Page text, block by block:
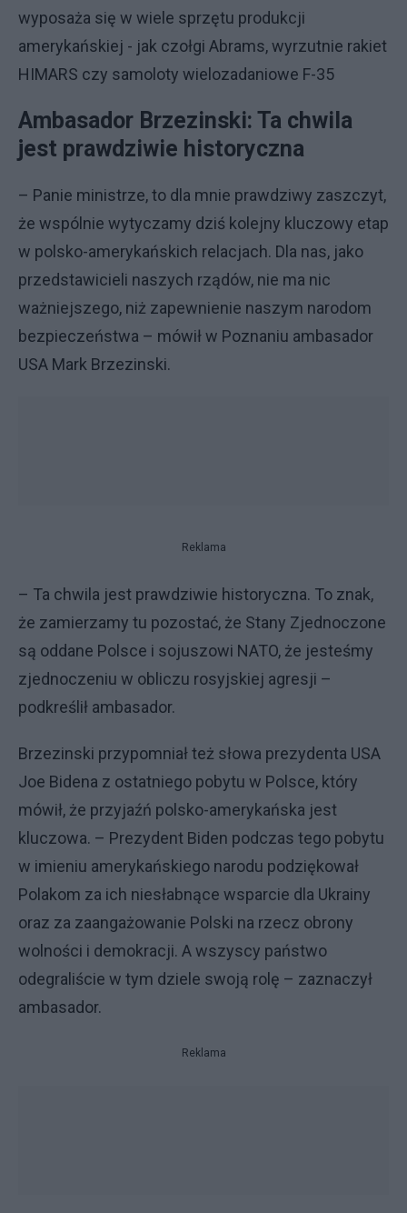
wyposaża się w wiele sprzętu produkcji
amerykańskiej - jak czołgi Abrams, wyrzutnie rakiet
HIMARS czy samoloty wielozadaniowe F-35
Ambasador Brzezinski: Ta chwila
jest prawdziwie historyczna
– Panie ministrze, to dla mnie prawdziwy zaszczyt,
że wspólnie wytyczamy dziś kolejny kluczowy etap
w polsko-amerykańskich relacjach. Dla nas, jako
przedstawicieli naszych rządów, nie ma nic
ważniejszego, niż zapewnienie naszym narodom
bezpieczeństwa – mówił w Poznaniu ambasador
USA Mark Brzezinski.
Reklama
– Ta chwila jest prawdziwie historyczna. To znak,
że zamierzamy tu pozostać, że Stany Zjednoczone
są oddane Polsce i sojuszowi NATO, że jesteśmy
zjednoczeniu w obliczu rosyjskiej agresji –
podkreślił ambasador.
Brzezinski przypomniał też słowa prezydenta USA
Joe Bidena z ostatniego pobytu w Polsce, który
mówił, że przyjaźń polsko-amerykańska jest
kluczowa. – Prezydent Biden podczas tego pobytu
w imieniu amerykańskiego narodu podziękował
Polakom za ich niesłabnące wsparcie dla Ukrainy
oraz za zaangażowanie Polski na rzecz obrony
wolności i demokracji. A wszyscy państwo
odegraliście w tym dziele swoją rolę – zaznaczył
ambasador.
Reklama